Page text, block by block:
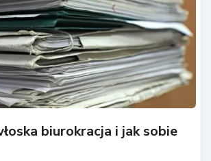
biurokracja i jak sobie